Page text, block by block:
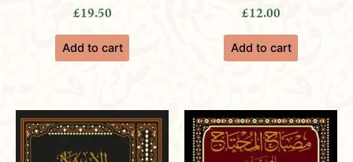
Rated
of 5
Includes a serene prayer space,
charity work.
£19.50
Add to cart
£12.00
Add to cart